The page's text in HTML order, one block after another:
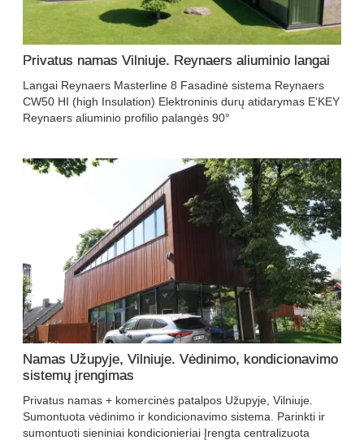
Privatus namas Vilniuje. Reynaers aliuminio langai
Langai Reynaers Masterline 8 Fasadinė sistema Reynaers
CW50 HI (high Insulation) Elektroninis durų atidarymas E‘KEY
Reynaers aliuminio profilio palangės 90°
Namas Užupyje, Vilniuje. Vėdinimo, kondicionavimo
sistemų įrengimas
Privatus namas + komercinės patalpos Užupyje, Vilniuje.
Sumontuota vėdinimo ir kondicionavimo sistema. Parinkti ir
sumontuoti sieniniai kondicionieriai Įrengta centralizuota